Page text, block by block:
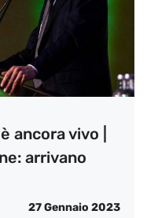
ancora vivo |
arrivano
27 Gennaio 2023